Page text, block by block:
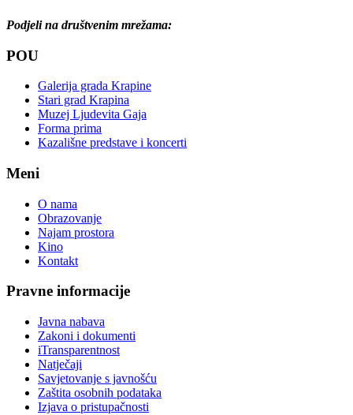
Podjeli na društvenim mrežama:
POU
Galerija grada Krapine
Stari grad Krapina
Muzej Ljudevita Gaja
Forma prima
Kazališne predstave i koncerti
Meni
O nama
Obrazovanje
Najam prostora
Kino
Kontakt
Pravne informacije
Javna nabava
Zakoni i dokumenti
iTransparentnost
Natječaji
Savjetovanje s javnošću
Zaštita osobnih podataka
Izjava o pristupačnosti